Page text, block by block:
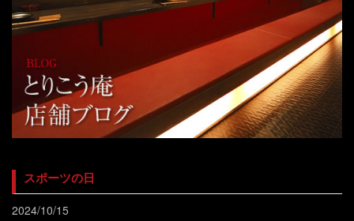
スポーツの日
2024/10/15